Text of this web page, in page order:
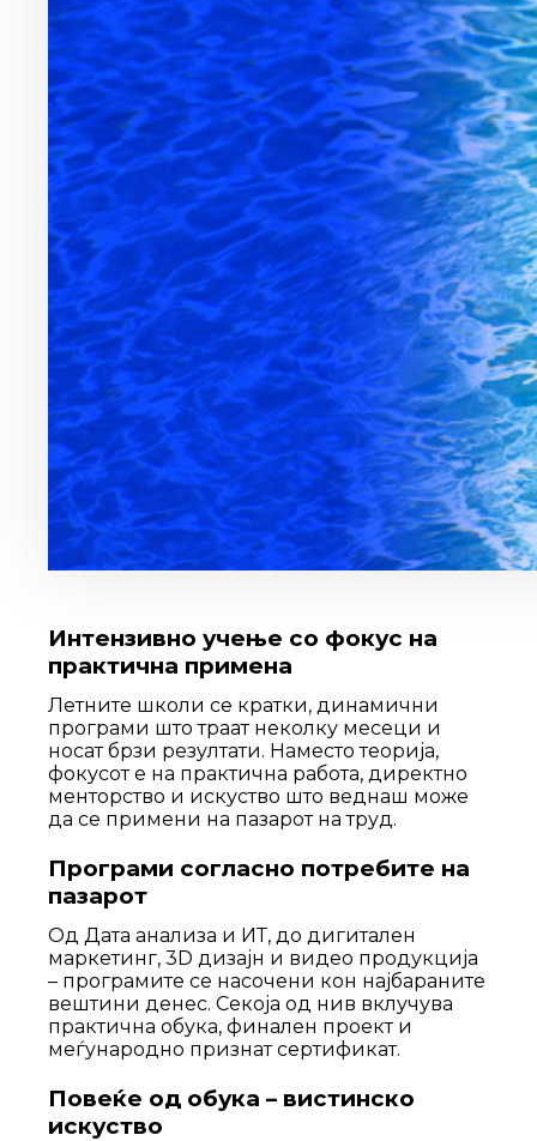
Интензивно учење со фокус на
практична примена
Летните школи се кратки, динамични
програми што траат неколку месеци и
носат брзи резултати. Наместо теорија,
фокусот е на практична работа, директно
менторство и искуство што веднаш може
да се примени на пазарот на труд.
Програми согласно потребите на
пазарот
Од Дата анализа и ИТ, до дигитален
маркетинг, 3D дизајн и видео продукција
– програмите се насочени кон најбараните
вештини денес. Секоја од нив вклучува
практична обука, финален проект и
меѓународно признат сертификат.
Повеќе од обука – вистинско
искуство